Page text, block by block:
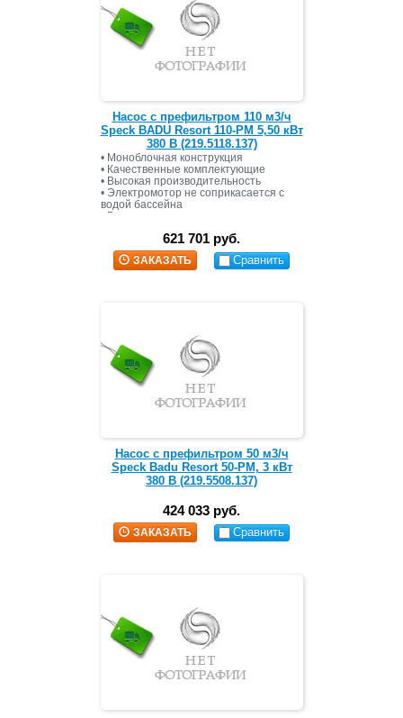
Насос с префильтром 110 м3/ч
Speck BADU Resort 110-PM 5,50 кВт
380 В (219.5118.137)
• Моноблочная конструкция
• Качественные комплектующие
• Высокая производительность
• Электромотор не соприкасается с
водой бассейна
• Высокая электрическая защита и
• Размер ячейки корзины префильтра
около 3.4 х 3.2 мм
621 701 руб.
ЗАКАЗАТЬ Сравнить
Насос с префильтром 50 м3/ч
Speck Badu Resort 50-PM, 3 кВт
380 В (219.5508.137)
424 033 руб.
ЗАКАЗАТЬ Сравнить